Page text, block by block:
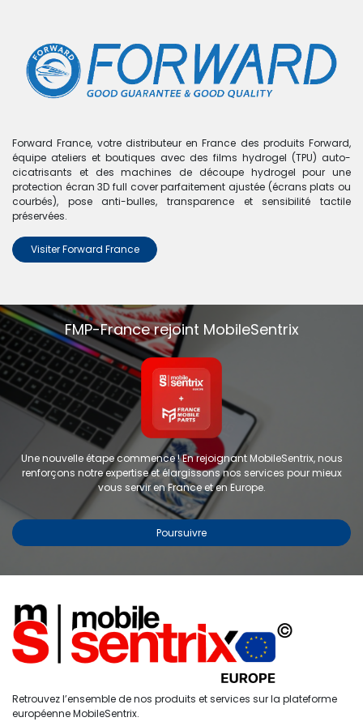
Accueil Recherche
0
Compte
Boutique
Bloc écran OLED sans châssis pour Samsung A56 5G
- A566 2025 - Reconditionné - Toutes couleurs
pour Samsung A56 5G - A566
2025 - Reconditionné - Toutes
couleurs
RÉF : 107082112956
Étiquettes : Ecran Reconditionné
Forward France, votre distributeur en France des produits Forward,
équipe ateliers et boutiques avec des films hydrogel (TPU) auto-
cicatrisants et des machines de découpe hydrogel pour une
protection écran 3D full cover parfaitement ajustée (écrans plats ou
courbés), pose anti-bulles, transparence et sensibilité tactile
préservées.
Visiter Forward France
FMP-France rejoint MobileSentrix
Une nouvelle étape commence ! En rejoignant MobileSentrix, nous
renforçons notre expertise et élargissons nos services pour mieux
vous servir en France et en Europe.
Poursuivre
Retrouvez l’ensemble de nos produits et services sur la plateforme
européenne MobileSentrix.